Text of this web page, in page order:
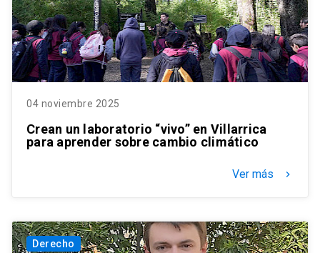
04 noviembre 2025
Crean un laboratorio “vivo” en Villarrica
para aprender sobre cambio climático
Ver más keyboard_arrow_right
Derecho